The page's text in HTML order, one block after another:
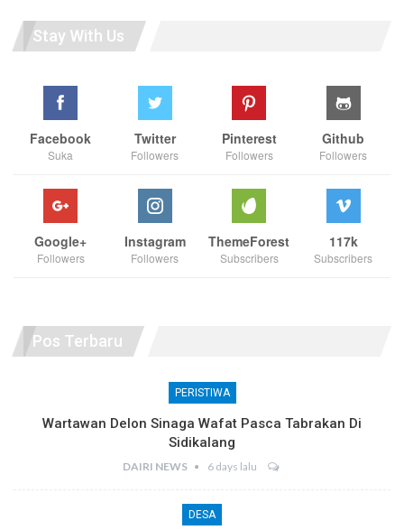
Stay With Us
Facebook
Suka
Twitter
Followers
Pinterest
Followers
Github
Followers
Google+
Followers
Instagram
Followers
ThemeForest
Subscribers
117k
Subscribers
Pos Terbaru
PERISTIWA
Wartawan Delon Sinaga Wafat Pasca Tabrakan Di
Sidikalang
DAIRI NEWS 6 days lalu
DESA